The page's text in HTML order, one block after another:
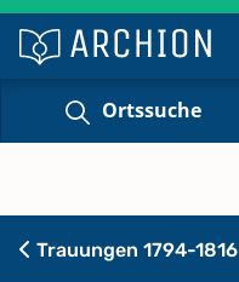
Ortssuche
Trauungen 1794-1816